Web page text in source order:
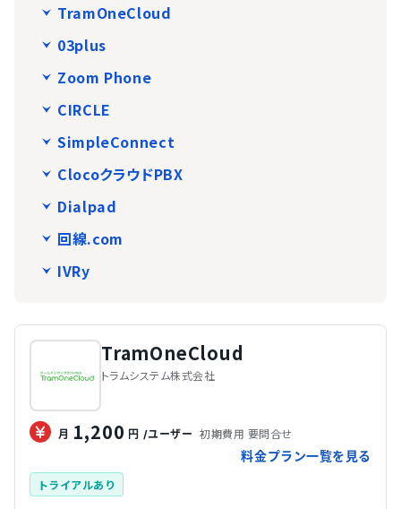
TramOneCloud
03plus
Zoom Phone
CIRCLE
SimpleConnect
ClocoクラウドPBX
Dialpad
回線.com
IVRy
TramOneCloud
トラムシステム株式会社
月 1,200 円 /ユーザー
初期費用 要問合せ
料金プラン一覧を見る
トライアルあり